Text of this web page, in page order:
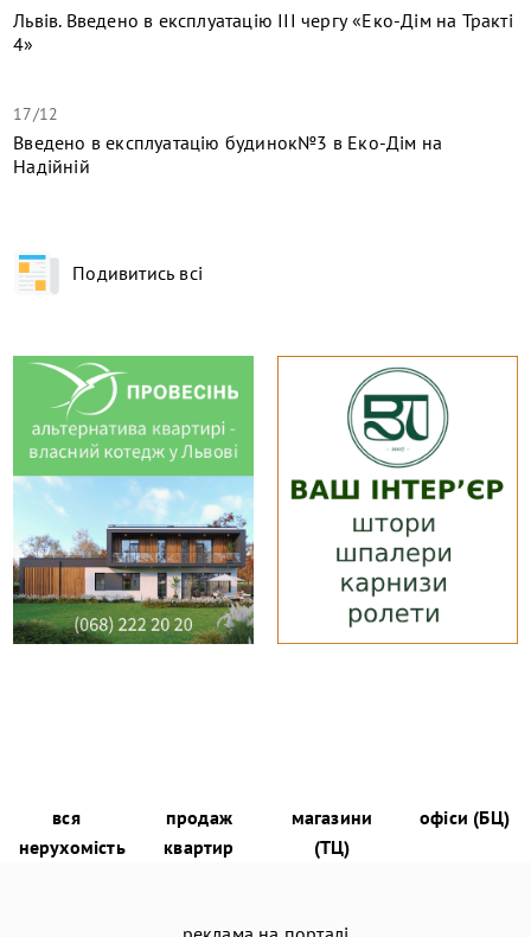
Львів. Введено в експлуатацію ІІІ чергу «Еко-Дім на Тракті
4»
17/12
​Введено в експлуатацію будинок№3 в Еко-Дім на
Надійній
Подивитись всі
вся
нерухомість
продаж
квартир
магазини
(ТЦ)
офіси (БЦ)